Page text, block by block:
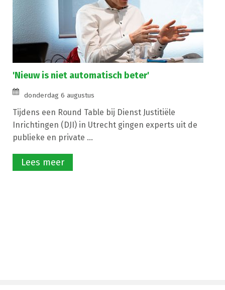
'Nieuw is niet automatisch beter'
donderdag 6 augustus
Tijdens een Round Table bij Dienst Justitiële
Inrichtingen (DJI) in Utrecht gingen experts uit de
publieke en private ...
Lees meer